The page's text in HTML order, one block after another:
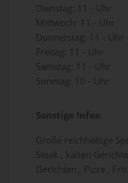
Dienstag: 11 - Uhr
Mittwoch: 11 - Uhr
Donnerstag: 11 - Uhr
Freitag: 11 - Uhr
Samstag: 11 - Uhr
Sonntag: 10 - Uhr
Sonstige Infos:
Große reichhaltige
Steak , kalten
Gerichten , Pizza ,